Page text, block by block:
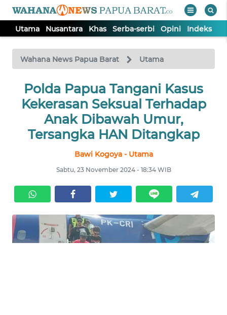
Utama Nusantara Khas Serba-serbi Opini Indeks
Wahana News Papua Barat Utama
Polda Papua Tangani Kasus
Kekerasan Seksual Terhadap
Anak Dibawah Umur,
Tersangka HAN Ditangkap
Bawi Kogoya - Utama
Sabtu, 23 November 2024 - 18:34 WIB
TV
Tutup
UTAMA
NUSANTARA
SERBI
OPINI
Informasi